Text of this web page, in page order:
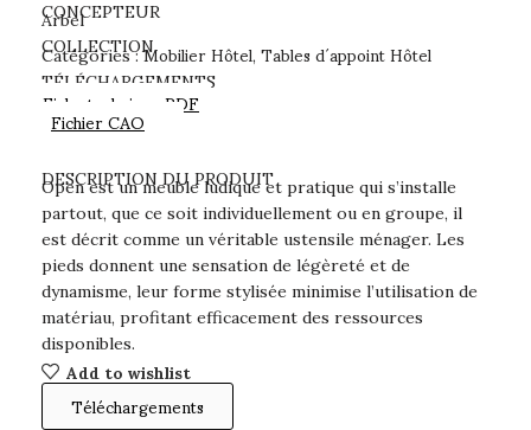
DESCRIPTION DU PRODUIT
Open est un meuble ludique et pratique qui s’installe
partout, que ce soit individuellement ou en groupe, il
est décrit comme un véritable ustensile ménager. Les
pieds donnent une sensation de légèreté et de
dynamisme, leur forme stylisée minimise l’utilisation de
matériau, profitant efficacement des ressources
disponibles.
Add to wishlist
Téléchargements
CONCEPTEUR
Arbel
COLLECTION
Catégories :Mobilier Hôtel, Tables d´appoint Hôtel
TÉLÉCHARGEMENTS
Fiche technique PDF
Fichier CAO